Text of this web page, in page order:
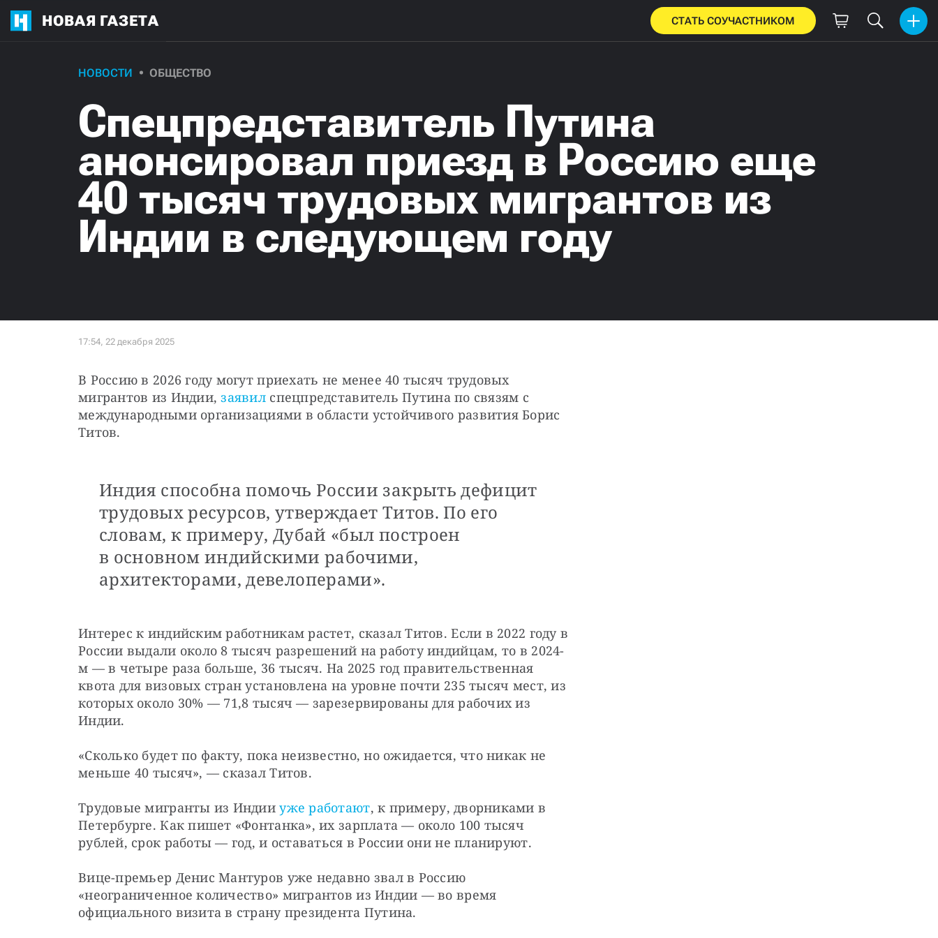
НОВАЯ ГАЗЕТА СТАТЬ СОУЧАСТНИКОМ
НОВОСТИ ОБЩЕСТВО
Спецпредставитель Путина
анонсировал приезд в Россию еще
40 тысяч трудовых мигрантов из
Индии в следующем году
В Россию в 2026 году могут приехать не менее 40 тысяч трудовых
мигрантов из Индии, заявил спецпредставитель Путина по связям с
международными организациями в области устойчивого развития Борис
Титов.
Индия способна помочь России закрыть дефицит
трудовых ресурсов, утверждает Титов. По его
словам, к примеру, Дубай «был построен
в основном индийскими рабочими,
архитекторами, девелоперами».
Интерес к индийским работникам растет, сказал Титов. Если в 2022 году в
России выдали около 8 тысяч разрешений на работу индийцам, то в 2024-
м — в четыре раза больше, 36 тысяч. На 2025 год правительственная
квота для визовых стран установлена на уровне почти 235 тысяч мест, из
которых около 30% — 71,8 тысяч — зарезервированы для рабочих из
Индии.
«Сколько будет по факту, пока неизвестно, но ожидается, что никак не
меньше 40 тысяч», — сказал Титов.
Трудовые мигранты из Индии уже работают, к примеру, дворниками в
Петербурге. Как пишет «Фонтанка», их зарплата — около 100 тысяч
рублей, срок работы — год, и оставаться в России они не планируют.
Вице-премьер Денис Мантуров уже недавно звал в Россию
«неограниченное количество» мигрантов из Индии — во время
официального визита в страну президента Путина.